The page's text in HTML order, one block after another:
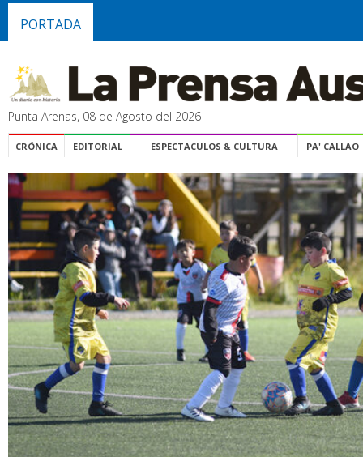
PORTADA
Punta Arenas, 08 de Agosto del 2026
CRÓNICA EDITORIAL ESPECTACULOS & CULTURA PA' CALLAO